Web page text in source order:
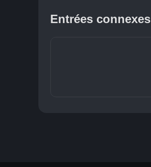
Entrées connexes